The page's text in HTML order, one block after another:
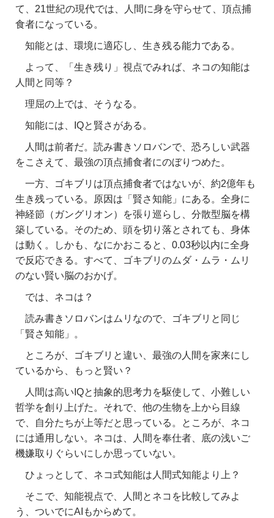
て、21世紀の現代では、人間に身を守らせて、頂点捕
食者になっている。
知能とは、環境に適応し、生き残る能力である。
よって、「生き残り」視点でみれば、ネコの知能は
人間と同等？
理屈の上では、そうなる。
知能には、IQと賢さがある。
人間は前者だ。読み書きソロバンで、恐ろしい武器
をこさえて、最強の頂点捕食者にのぼりつめた。
一方、ゴキブリは頂点捕食者ではないが、約2億年も
生き残っている。原因は「賢さ知能」にある。 全身に
神経節（ガングリオン）を張り巡らし、分散型脳を構
築している。そのため、頭を切り落とされても、身体
は動く。しかも、なにかおこると、0.03秒以内に全身
で反応できる。すべて、ゴキブリのムダ・ムラ・ムリ
のない賢い脳のおかげ。
では、ネコは？
読み書きソロバンはムリなので、ゴキブリと同じ
「賢さ知能」。
ところが、ゴキブリと違い、最強の人間を家来にし
ているから、もっと賢い？
人間は高いIQと抽象的思考力を駆使して、小難しい
哲学を創り上げた。それで、他の生物を上から目線
で、自分たちが上等だと思っている。ところが、ネコ
には通用しない。ネコは、人間を奉仕者、底の浅いご
機嫌取りぐらいにしか思っていない。
ひょっとして、ネコ式知能は人間式知能より上？
そこで、知能視点で、人間とネコを比較してみよ
う、ついでにAIもからめて。